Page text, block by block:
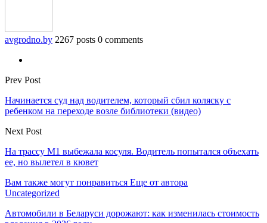
avgrodno.by 2267 posts 0 comments
Prev Post
Начинается суд над водителем, который сбил коляску с
ребенком на переходе возле библиотеки (видео)
Next Post
На трассу М1 выбежала косуля. Водитель попытался объехать
ее, но вылетел в кювет
Вам также могут понравиться Еще от автора
Uncategorized
Автомобили в Беларуси дорожают: как изменилась стоимость